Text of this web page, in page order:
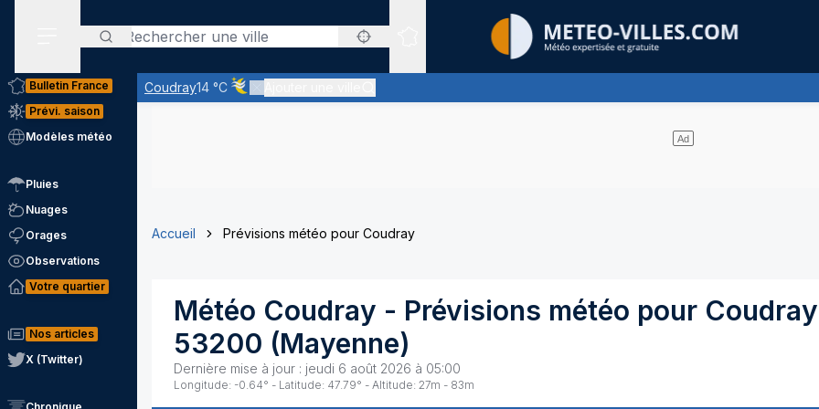
Rechercher
Sites expertis&eacute;s
Coudray14 °C
Ciel voilé par des nuages d'altitude, ternissant plus ou moins l'éclat du soleil
Bulletin France
Prévi. saison
Modèles météo
Pluies
Nuages
Orages
Observations
Votre quartier
Nos articles
X (Twitter)
Accueil Prévisions météo pour Coudray
Météo Coudray - Prévisions météo pour Coudray
53200 (Mayenne)
Dernière mise à jour : jeudi 6 août 2026 à 05:00
Longitude: -0.64° - Latitude: 47.79° - Altitude: 27m - 83m